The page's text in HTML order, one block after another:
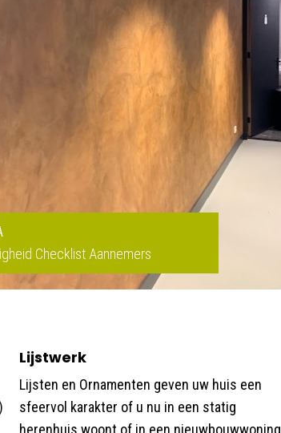
Checklist Aannemers
Lijstwerk
Lijsten en Ornamenten geven uw huis een
sfeervol karakter of u nu in een statig
herenhuis woont of in een nieuwbouwwoning.